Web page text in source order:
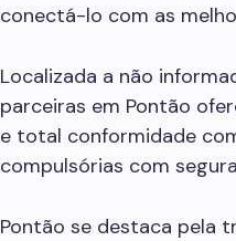
conectá-lo com as
Localizada a não
parceiras em Pontão
e total conformidade
compulsórias com
Pontão se destaca pela